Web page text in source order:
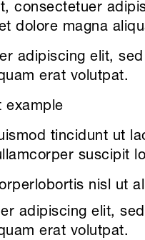
consectetuer
dolore magna
adipiscing elit,
erat volutpat.
example
tincidunt ut
suscipit
nisl ut
adipiscing elit,
erat volutpat.